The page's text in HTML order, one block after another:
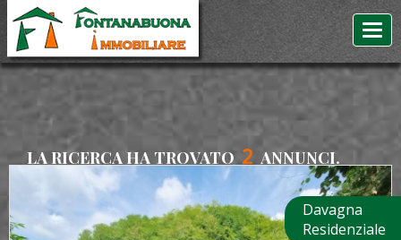
LA RICERCA HA TROVATO 2 ANNUNCI.
Davagna
Residenziale